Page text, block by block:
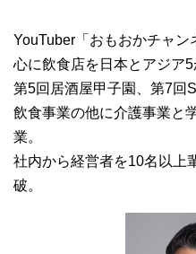
YouTuber「おもおかチャン
心に飲食店を日本とアジア5
第5回居酒屋甲子園、第7回
飲食事業の他に介護事業と
業。
社内から経営者を10名以上
破。